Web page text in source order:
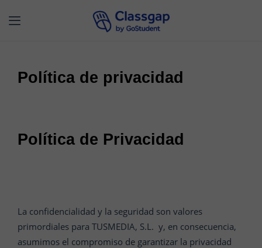
Política de privacidad
Política de Privacidad
La confidencialidad y la seguridad son valores
primordiales para TUSMEDIA, S.L. y, en consecuencia,
asumimos el compromiso de garantizar la privacidad